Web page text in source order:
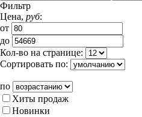
Фильтр
Цена, руб:
от
до
Кол-во на странице:
Сортировать по:
по
Хиты продаж
Новинки